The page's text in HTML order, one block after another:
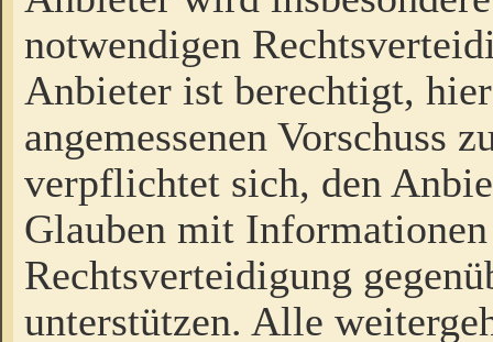
notwendigen
Anbieter ist berechtigt,
angemessenen Vorschuss
verpflichtet sich, den
Glauben mit
Rechtsverteidigung
unterstützen. Alle